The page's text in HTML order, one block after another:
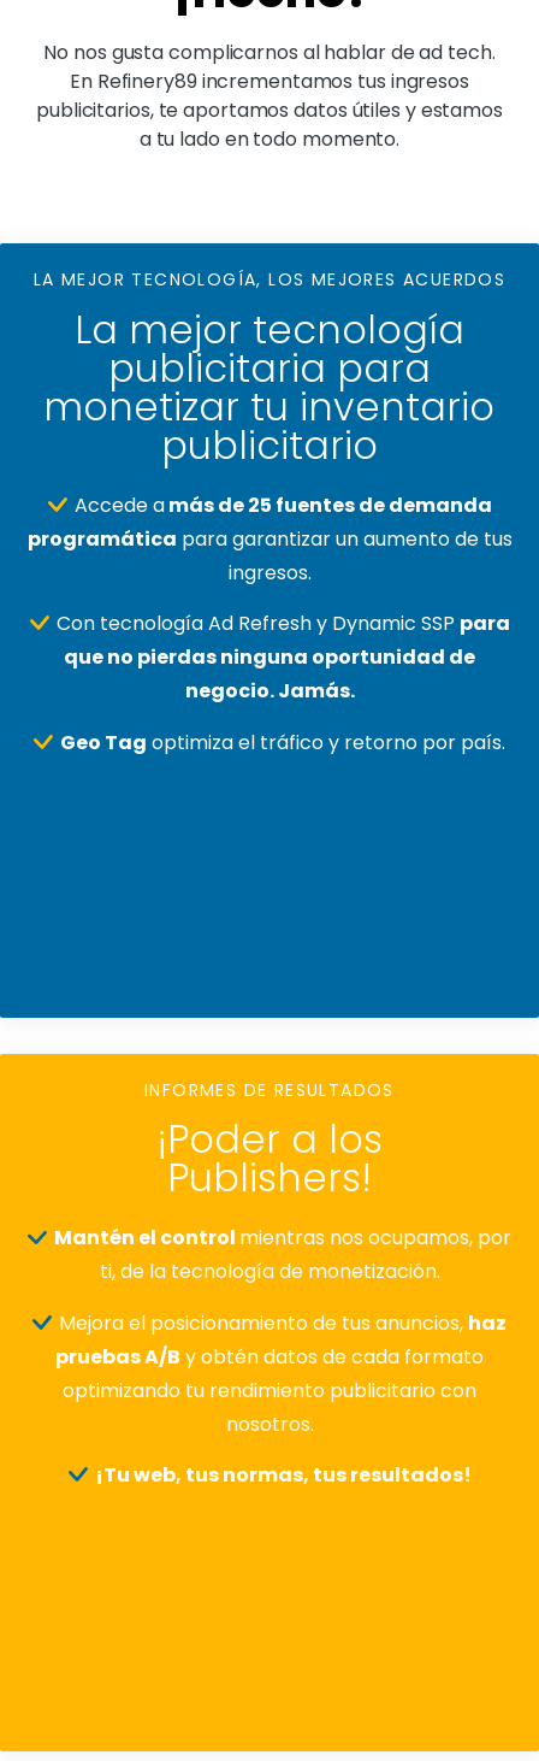
No nos gusta complicarnos al hablar de ad tech.
En Refinery89 incrementamos tus ingresos
publicitarios, te aportamos datos útiles y estamos
a tu lado en todo momento.
LA MEJOR TECNOLOGÍA, LOS MEJORES ACUERDOS
La mejor tecnología
publicitaria para
monetizar tu inventario
publicitario
Accede amás de 25 fuentes de demanda
programática para garantizar un aumento de tus
ingresos.
Con tecnología Ad Refresh y Dynamic SSP para
que no pierdas ninguna oportunidad de
negocio. Jamás.
Geo Tag optimiza el tráfico y retorno por país.
INFORMES DE RESULTADOS
¡Poder a los
Publishers!
Mantén el control mientras nos ocupamos, por
ti, de la tecnología de monetización.
Mejora el posicionamiento de tus anuncios, haz
pruebas A/B y obtén datos de cada formato
optimizando tu rendimiento publicitario con
nosotros.
¡Tu web, tus normas, tus resultados!